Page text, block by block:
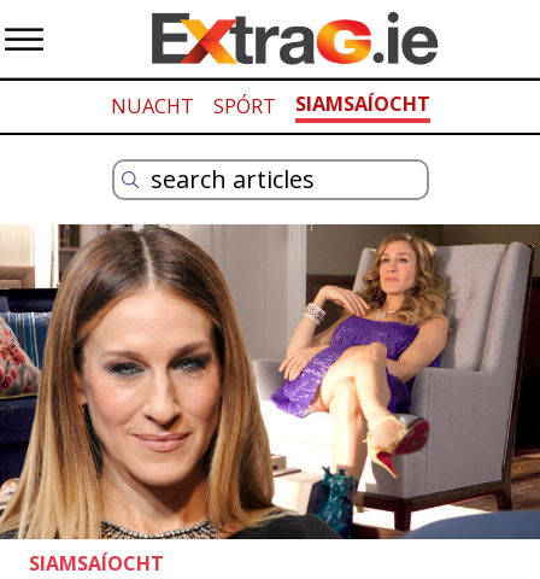
NUACHT SPÓRT SIAMSAÍOCHT
SIAMSAÍOCHT